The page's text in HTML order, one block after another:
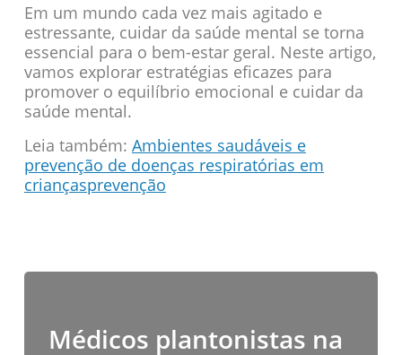
Em um mundo cada vez mais agitado e
estressante, cuidar da saúde mental se torna
essencial para o bem-estar geral. Neste artigo,
vamos explorar estratégias eficazes para
promover o equilíbrio emocional e cuidar da
saúde mental.
Leia também: Ambientes saudáveis e
prevenção de doenças respiratórias em
criançasprevenção
Médicos plantonistas na